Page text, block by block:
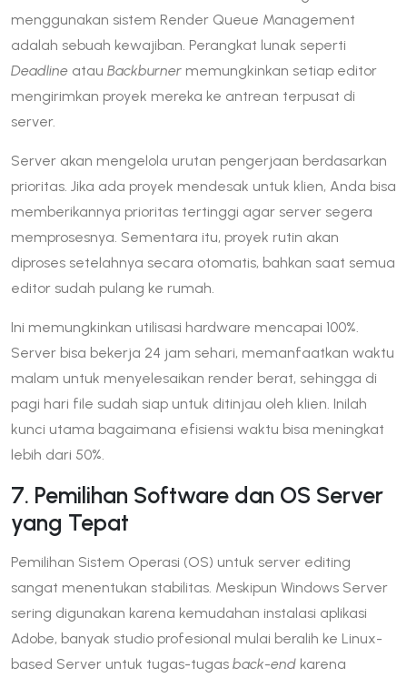
menggunakan sistem Render Queue Management
adalah sebuah kewajiban. Perangkat lunak seperti
Deadline atau Backburner memungkinkan setiap editor
mengirimkan proyek mereka ke antrean terpusat di
server.
Server akan mengelola urutan pengerjaan berdasarkan
prioritas. Jika ada proyek mendesak untuk klien, Anda bisa
memberikannya prioritas tertinggi agar server segera
memprosesnya. Sementara itu, proyek rutin akan
diproses setelahnya secara otomatis, bahkan saat semua
editor sudah pulang ke rumah.
Ini memungkinkan utilisasi hardware mencapai 100%.
Server bisa bekerja 24 jam sehari, memanfaatkan waktu
malam untuk menyelesaikan render berat, sehingga di
pagi hari file sudah siap untuk ditinjau oleh klien. Inilah
kunci utama bagaimana efisiensi waktu bisa meningkat
lebih dari 50%.
7. Pemilihan Software dan OS Server
yang Tepat
Pemilihan Sistem Operasi (OS) untuk server editing
sangat menentukan stabilitas. Meskipun Windows Server
sering digunakan karena kemudahan instalasi aplikasi
Adobe, banyak studio profesional mulai beralih ke Linux-
based Server untuk tugas-tugas back-end karena